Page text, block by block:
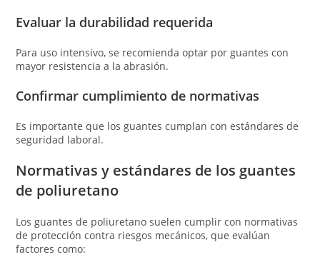
Evaluar la durabilidad requerida
Para uso intensivo, se recomienda optar por guantes con
mayor resistencia a la abrasión.
Confirmar cumplimiento de normativas
Es importante que los guantes cumplan con estándares de
seguridad laboral.
Normativas y estándares de los guantes
de poliuretano
Los guantes de poliuretano suelen cumplir con normativas
de protección contra riesgos mecánicos, que evalúan
factores como: